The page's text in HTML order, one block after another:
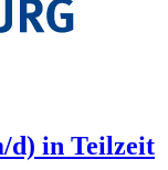
d) in Teilzeit